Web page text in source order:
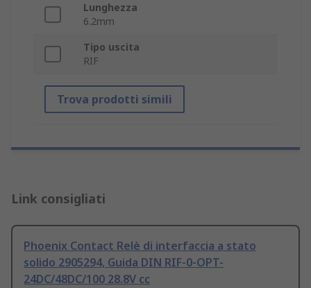
Lunghezza
6.2mm
Tipo uscita
RIF
Trova prodotti simili
Link consigliati
Phoenix Contact Relè di interfaccia a stato
solido 2905294, Guida DIN RIF-0-OPT-
24DC/48DC/100 28.8V cc